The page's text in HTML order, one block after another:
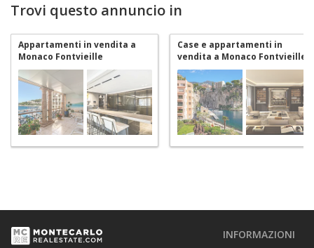
Trovi questo annuncio in
Appartamenti in vendita a
Monaco Fontvieille
Case e appartamenti in
vendita a Monaco Fontvieille
INFORMAZIONI